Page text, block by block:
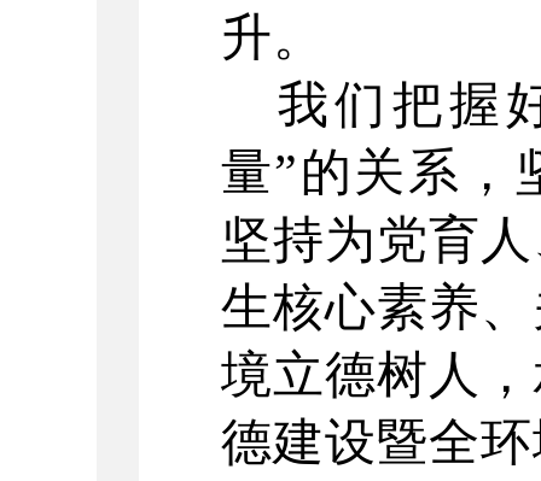
升。
我们把握
量”的关系，
坚持为党育
生核心素养
境立德树人
德建设暨全